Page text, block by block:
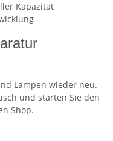
Kapazität
Lampen wieder neu.
und starten Sie den
Shop.